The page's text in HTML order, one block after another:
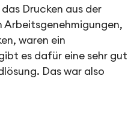
Drucken aus der
Arbeitsgenehmigungen,
waren ein
es dafür eine sehr gut
Das war also